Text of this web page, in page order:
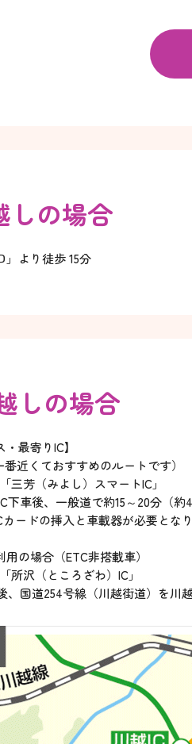
しの場合
」より徒歩 15分
しの場合
最寄りIC】
近くておすすめのルートです）
三芳（みよし）スマートIC」
車後、一般道で約15～20分（約
ードの挿入と車載器が必要とな
の場合（ETC非搭載車）
所沢（ところざわ）IC」
、国道254号線（川越街道）を川